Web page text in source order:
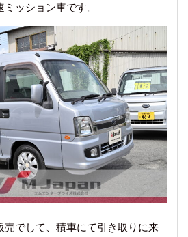
ッション車です。
売でして、積車にて引き取りに来